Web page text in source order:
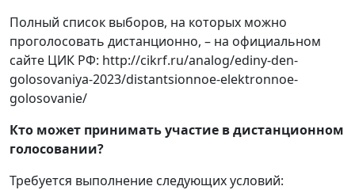
Полный список выборов, на которых можно
проголосовать дистанционно, – на официальном
сайте ЦИК РФ: http://cikrf.ru/analog/ediny-den-
golosovaniya-2023/distantsionnoe-elektronnoe-
golosovanie/
Кто может принимать участие в дистанционном
голосовании?
Требуется выполнение следующих условий: